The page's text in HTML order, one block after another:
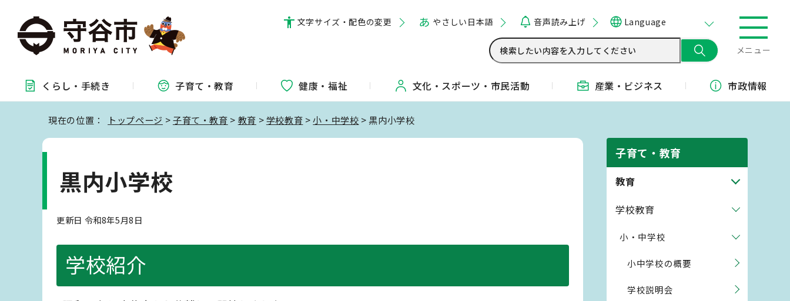
文字サイズ・配色の変更 やさしい日本語 音声読み上げ Language
メニュー
くらし・ 手続き 子育て・教育 健康・福祉 文化・ スポーツ・ 市民活動 産業・ ビジネス 市政情報
現在の位置： トップページ >子育て・教育 > 教育 >学校教育 >小・中学校 > 黒内小学校
黒内小学校
更新日 令和8年5月8日
学校紹介
子育て・教育
教育
学校教育
小・中学校
小中学校の概要
学校説明会